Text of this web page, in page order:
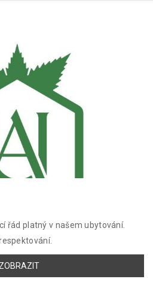
řád platný v našem ubytování.
ZOBRAZIT